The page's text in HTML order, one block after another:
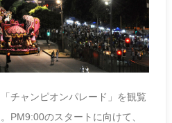
チャンピオンパレード」を観覧
PM9:00のスタートに向けて、